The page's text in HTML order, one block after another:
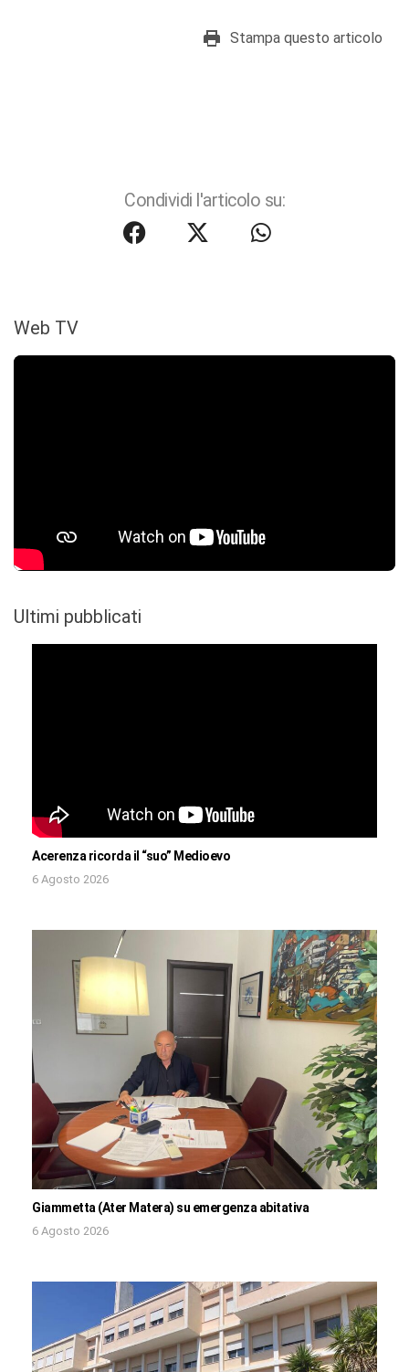
Stampa questo articolo
Condividi l'articolo su:
Web TV
Ultimi pubblicati
Acerenza ricorda il “suo” Medioevo
6 Agosto 2026
Giammetta (Ater Matera) su emergenza abitativa
6 Agosto 2026